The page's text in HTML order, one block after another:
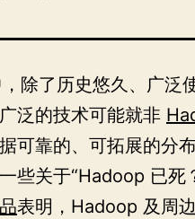
除了历史悠久、广泛
泛的技术可能就非
可靠的、可拓展的分
些关于“Hadoop 已死
表明，Hadoop 及周